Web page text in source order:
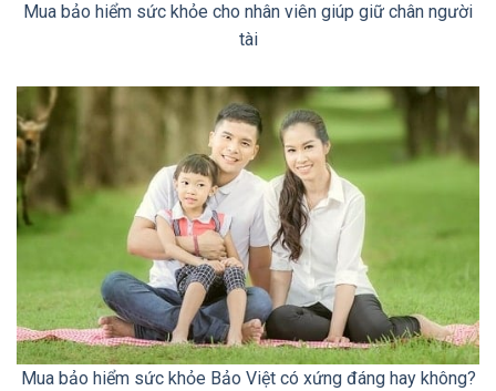
Mua bảo hiểm sức khỏe cho nhân viên giúp giữ chân người
tài
Mua bảo hiểm sức khỏe Bảo Việt có xứng đáng hay không?